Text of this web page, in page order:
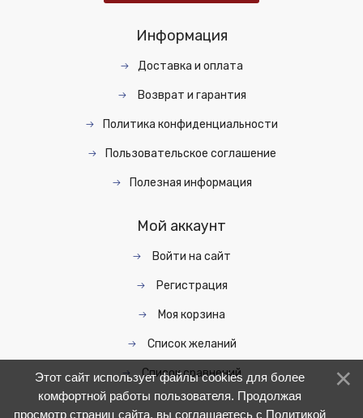
Информация
Доставка и оплата
Возврат и гарантия
Политика конфиденциальности
Пользовательское соглашение
Полезная информация
Мой аккаунт
Войти на сайт
Регистрация
Моя корзина
Список желаний
Список сравнений
Этот сайт использует файлы cookies для более
комфортной работы пользователя. Продолжая
просмотр страниц сайта, вы соглашаетесь с Политикой